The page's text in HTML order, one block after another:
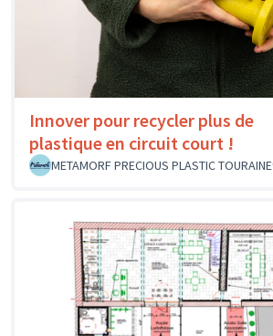
Innover pour recycler plus de
plastique en circuit court !
METAMORF PRECIOUS PLASTIC TOURAINE